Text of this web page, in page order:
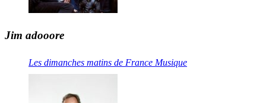
Jim adooore
Les dimanches matins de France Musique